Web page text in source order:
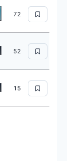
72
52
15